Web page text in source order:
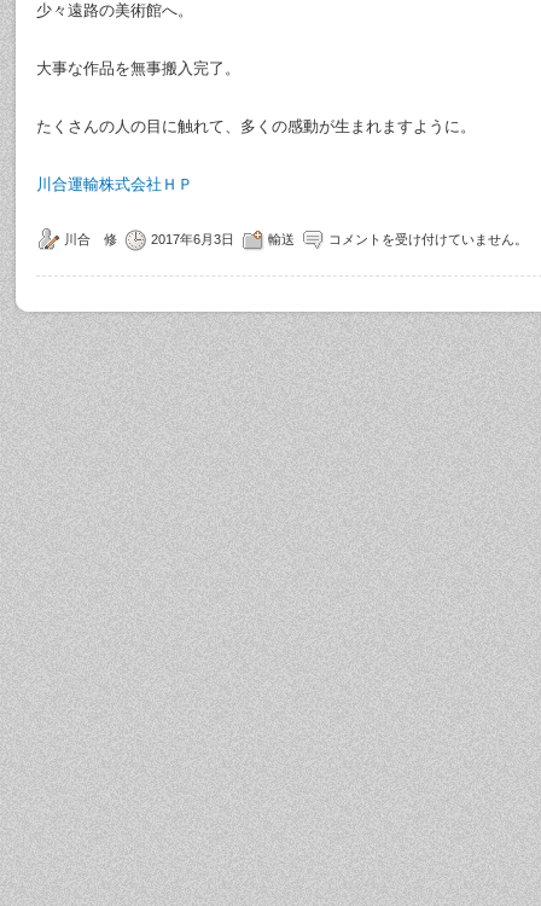
少々遠路の美術館へ。
大事な作品を無事搬入完了。
たくさんの人の目に触れて、多くの感動が生まれますように。
川合運輸株式会社ＨＰ
川合 修 2017年6月3日 輸送 コメントを受け付けていません。